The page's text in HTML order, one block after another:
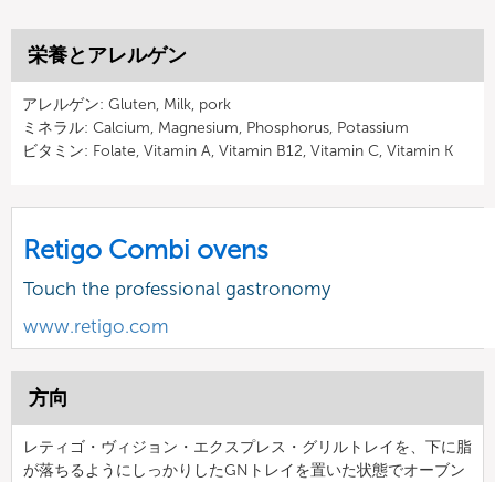
栄養とアレルゲン
アレルゲン: Gluten, Milk, pork
ミネラル: Calcium, Magnesium, Phosphorus, Potassium
ビタミン: Folate, Vitamin A, Vitamin B12, Vitamin C, Vitamin K
Retigo Combi ovens
Touch the professional gastronomy
www.retigo.com
方向
レティゴ・ヴィジョン・エクスプレス・グリルトレイを、下に脂
が落ちるようにしっかりしたGNトレイを置いた状態でオーブン